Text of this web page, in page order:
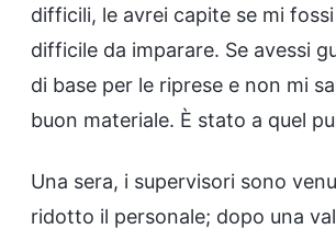
difficili, le avrei capite se mi
difficile da imparare. Se avessi
di base per le riprese e non mi
buon materiale. È stato a quel
Una sera, i supervisori sono
ridotto il personale; dopo una